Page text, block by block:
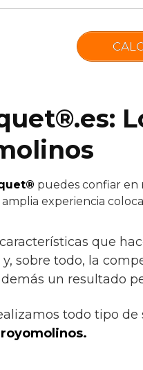
puedes confiar en
experiencia
que
sobre todo, la
un resultado
todo tipo